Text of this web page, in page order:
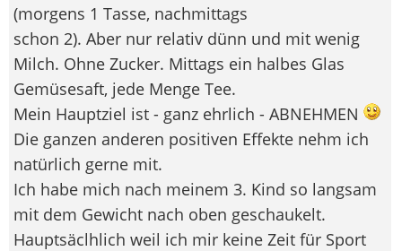
(morgens 1 Tasse, nachmittags
schon 2). Aber nur relativ dünn und mit wenig
Milch. Ohne Zucker. Mittags ein halbes Glas
Gemüsesaft, jede Menge Tee.
Mein Hauptziel ist - ganz ehrlich - ABNEHMEN
Die ganzen anderen positiven Effekte nehm ich
natürlich gerne mit.
Ich habe mich nach meinem 3. Kind so langsam
mit dem Gewicht nach oben geschaukelt.
Hauptsäclhlich weil ich mir keine Zeit für Sport